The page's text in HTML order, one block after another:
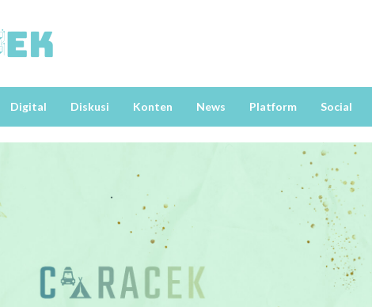
Digital Diskusi Konten News Platform Social